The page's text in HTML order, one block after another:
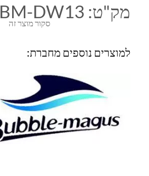
סקור מוצר זה
מק"ט: BM-DW13
למוצרים נוספים מחברת: